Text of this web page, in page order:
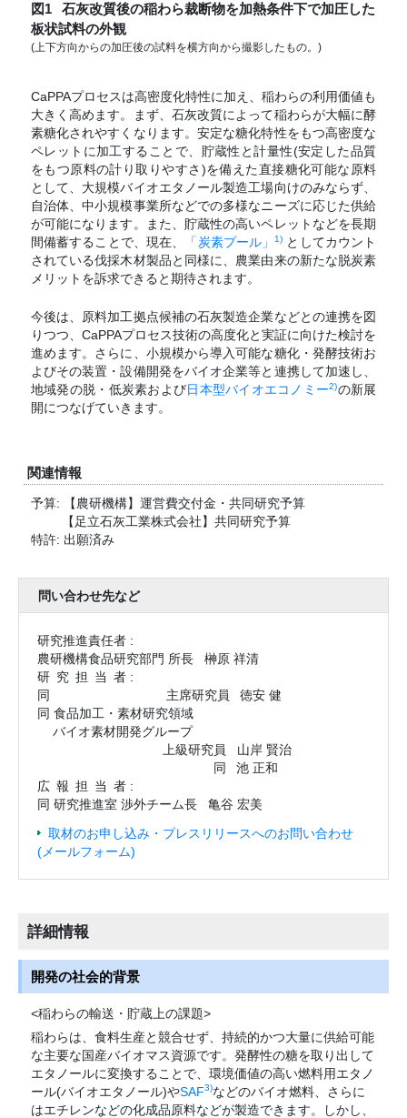
図1
石灰改質後の稲わら裁断物を加熱条件下で加圧した
板状試料の外観
(上下方向からの加圧後の試料を横方向から撮影したもの。)
CaPPAプロセスは高密度化特性に加え、稲わらの利用価値も
大きく高めます。まず、石灰改質によって稲わらが大幅に酵
素糖化されやすくなります。安定な糖化特性をもつ高密度な
ペレットに加工することで、貯蔵性と計量性(安定した品質
をもつ原料の計り取りやすさ)を備えた直接糖化可能な原料
として、大規模バイオエタノール製造工場向けのみならず、
自治体、中小規模事業所などでの多様なニーズに応じた供給
が可能になります。また、貯蔵性の高いペレットなどを長期
間備蓄することで、現在、
「炭素プール」1) としてカウント
されている伐採木材製品と同様に、農業由来の新たな脱炭素
メリットを訴求できると期待されます。
今後は、原料加工拠点候補の石灰製造企業などとの連携を図
りつつ、CaPPAプロセス技術の高度化と実証に向けた検討を
進めます。さらに、小規模から導入可能な糖化・発酵技術お
よびその装置・設備開発をバイオ企業等と連携して加速し、
地域発の脱・低炭素および日本型バイオエコノミー2)の新展
開につなげていきます。
関連情報
予算: 【農研機構】運営費交付金・共同研究予算
【足立石灰工業株式会社】共同研究予算
特許: 出願済み
問い合わせ先など
研究推進責任者 :
農研機構食品研究部門 所長
榊原 祥清
研究担当 者 :
同
主席研究員
徳安 健
同 食品加工・素材研究領域
バイオ素材開発グループ
上級研究員
山岸 賢治
同
池 正和
広報担当 者 :
同 研究推進室 渉外チーム長
亀谷 宏美
取材のお申し込み・プレスリリースへのお問い合わせ
(メールフォーム)
詳細情報
開発の社会的背景
<稲わらの輸送・貯蔵上の課題>
稲わらは、食料生産と競合せず、持続的かつ大量に供給可能
な主要な国産バイオマス資源です。発酵性の糖を取り出して
エタノールに変換することで、環境価値の高い燃料用エタノ
ール(バイオエタノール)やSAF3)などのバイオ燃料、さらに
はエチレンなどの化成品原料などが製造できます。しかし、